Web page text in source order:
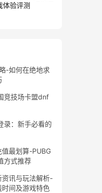
体验评测
-如何在绝地求
竞技场卡盟dnf
录：新手必看的
最划算-PUBG
方式推荐
资讯与玩法解析-
时间及游戏特色